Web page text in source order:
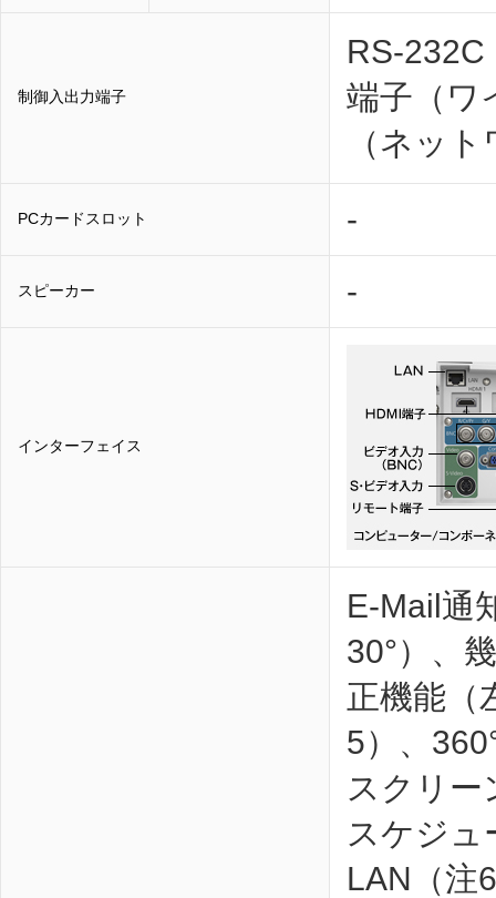
制御入出力端子
RS-
端子（ワ
（ネッ
PCカードスロット -
スピーカー -
インターフェイス
E-Mail通
30°）、
正機能（
5）、
スクリー
スケジュ
LAN（注